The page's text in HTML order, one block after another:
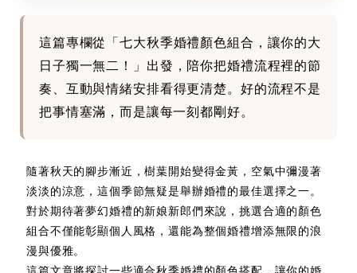
這篇專欄從「七大秋季婚禮顏色組合，讓你的大
日子獨一無二！」出發，陪你把婚禮流程裡的節
奏、互動與情緒安排看得更清楚。好的流程不是
把事情塞滿，而是讓每一刻都剛好。
隨著秋天的腳步漸近，樹葉開始變得金黃，空氣中彌漫著
淡淡的涼意，這個季節無疑是舉辦婚禮的最佳選擇之一。
對於期待著夢幻婚禮的新娘新郎們來說，挑選合適的顏色
組合不僅能彰顯個人風格，還能為整個婚禮增添無限的浪
漫與優雅。